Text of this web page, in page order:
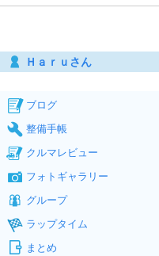
Ｈａｒｕさん
ブログ
整備手帳
クルマレビュー
フォトギャラリー
グループ
ラップタイム
まとめ